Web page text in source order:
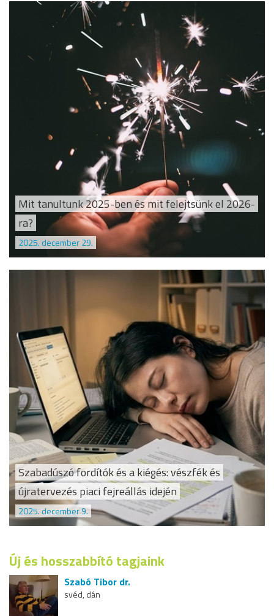
Mit tanultunk 2025-ben és mit felejtsünk el 2026-
ra?
2025. december 29.
Szabadúszó fordítók és a kiégés: vészfék és
újratervezés piaci fejreállás idején
2025. december 9.
Új és hosszabbító tagjaink
Szabó Tibor dr.
svéd, dán